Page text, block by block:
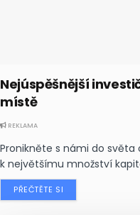
Nejúspěšnější
místě
REKLAMA
Pronikněte s námi do
k největšímu množství
PŘEČTĚTE SI